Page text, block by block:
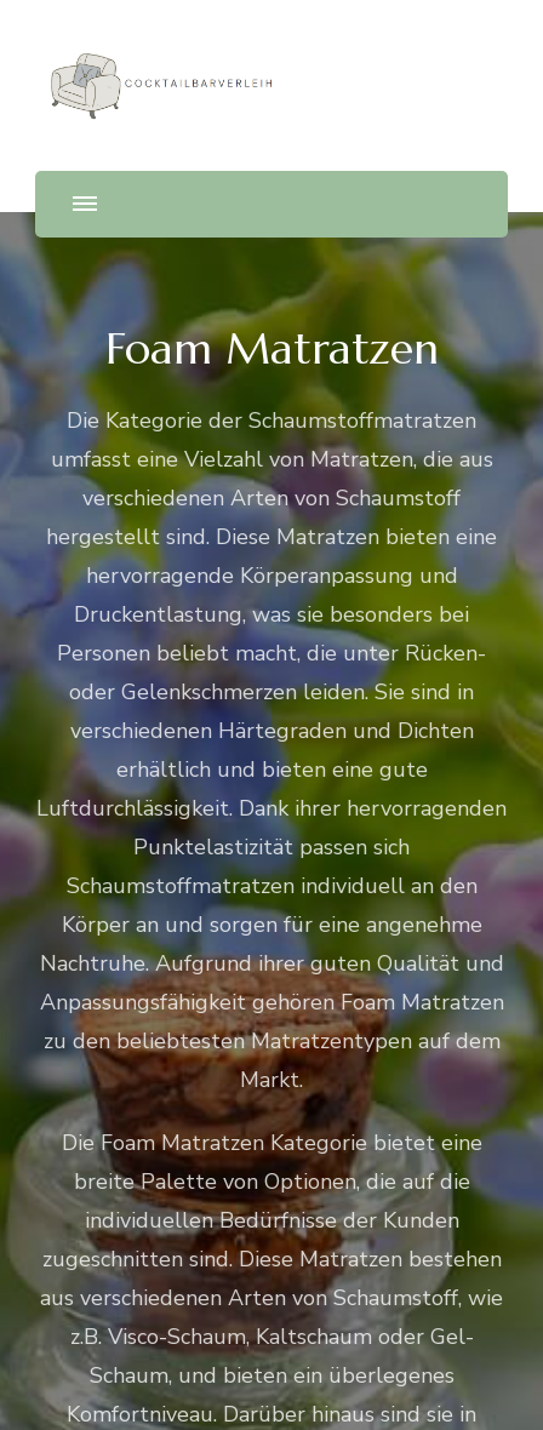
Cocktailbarverleih
Foam Matratzen
Die Kategorie der Schaumstoffmatratzen
umfasst eine Vielzahl von Matratzen, die aus
verschiedenen Arten von Schaumstoff
hergestellt sind. Diese Matratzen bieten eine
hervorragende Körperanpassung und
Druckentlastung, was sie besonders bei
Personen beliebt macht, die unter Rücken-
oder Gelenkschmerzen leiden. Sie sind in
verschiedenen Härtegraden und Dichten
erhältlich und bieten eine gute
Luftdurchlässigkeit. Dank ihrer hervorragenden
Punktelastizität passen sich
Schaumstoffmatratzen individuell an den
Körper an und sorgen für eine angenehme
Nachtruhe. Aufgrund ihrer guten Qualität und
Anpassungsfähigkeit gehören Foam Matratzen
zu den beliebtesten Matratzentypen auf dem
Markt.
Die Foam Matratzen Kategorie bietet eine
breite Palette von Optionen, die auf die
individuellen Bedürfnisse der Kunden
zugeschnitten sind. Diese Matratzen bestehen
aus verschiedenen Arten von Schaumstoff, wie
z.B. Visco-Schaum, Kaltschaum oder Gel-
Schaum, und bieten ein überlegenes
Komfortniveau. Darüber hinaus sind sie in